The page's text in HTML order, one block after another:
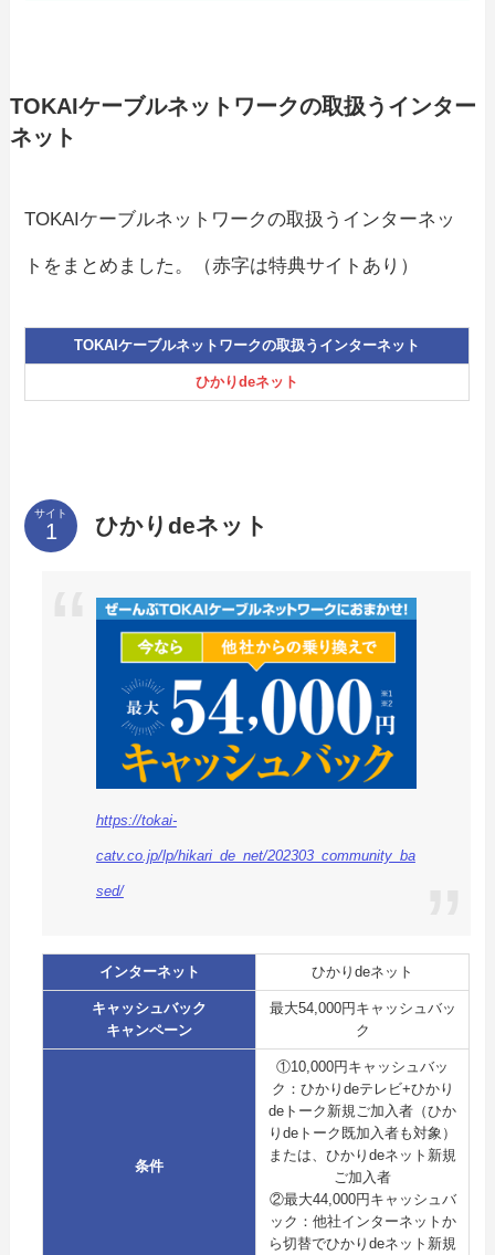
TOKAIケーブルネットワークの取扱うインター
ネット
TOKAIケーブルネットワークの取扱うインターネッ
トをまとめました。（赤字は特典サイトあり）
TOKAIケーブルネットワークの取扱うインターネット
ひかりdeネット
サイト ひかりdeネット
https://tokai-
catv.co.jp/lp/hikari_de_net/202303_community_ba
sed/
インターネット ひかりdeネット
キャッシュバック
キャンペーン
最大54,000円キャッシュバッ
ク
条件
①10,000円キャッシュバッ
ク：ひかりdeテレビ+ひかり
deトーク新規ご加入者（ひか
りdeトーク既加入者も対象）
または、ひかりdeネット新規
ご加入者
②最大44,000円キャッシュバ
ック：他社インターネットか
ら切替でひかりdeネット新規